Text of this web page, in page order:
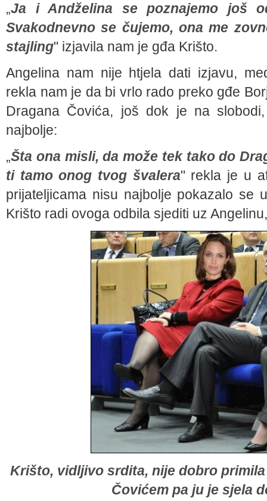
„Ja i Andželina se poznajemo još
Svakodnevno se čujemo, ona me
stajling" izjavila nam je gđa Krišto.
Angelina nam nije htjela dati izjavu,
rekla nam je da bi vrlo rado preko gđe
Dragana Čovića, još dok je na
najbolje:
„Šta ona misli, da može tek tako do
ti tamo onog tvog švalera" rekla je u
prijateljicama nisu najbolje pokazalo se
Krišto radi ovoga odbila sjediti uz
Krišto, vidljivo srdita, nije dobro
Čovićem pa ju je sjela